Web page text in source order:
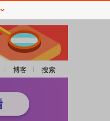
博客 搜索